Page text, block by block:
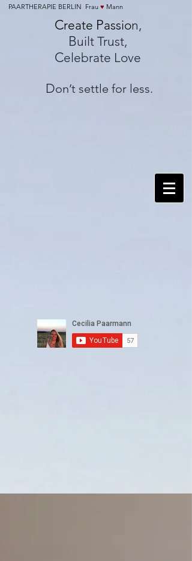
PAARTHERAPIE BERLIN Frau ♥ Mann
Create Passion,
Built Trust,
Celebrate Love
Don’t settle for less.